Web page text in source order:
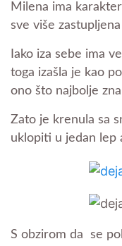
Milena ima
sve više
Iako iza sebe ima
toga izašla je kao
ono što najbolje
Zato je krenula sa
uklopiti u jedan lep
S obzirom da se